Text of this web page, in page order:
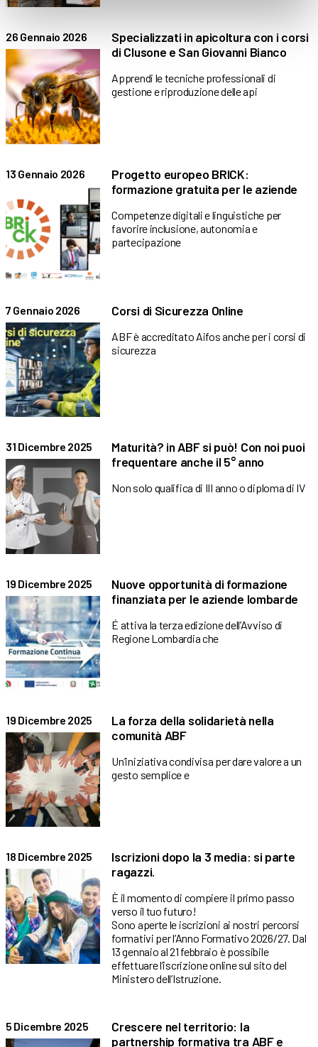
26 Gennaio 2026
Specializzati in apicoltura con i corsi
di Clusone e San Giovanni Bianco
Apprendi le tecniche professionali di
gestione e riproduzione delle api
13 Gennaio 2026
Progetto europeo BRICK:
formazione gratuita per le aziende
Competenze digitali e linguistiche per
favorire inclusione, autonomia e
partecipazione
7 Gennaio 2026 Corsi di Sicurezza Online
ABF è accreditato Aifos anche per i corsi di
sicurezza
31 Dicembre 2025
Maturità? in ABF si può! Con noi puoi
frequentare anche il 5° anno
Non solo qualifica di III anno o diploma di IV
19 Dicembre 2025
Nuove opportunità di formazione
finanziata per le aziende lombarde
É attiva la terza edizione dell’Avviso di
Regione Lombardia che
19 Dicembre 2025
La forza della solidarietà nella
comunità ABF
Un’iniziativa condivisa per dare valore a un
gesto semplice e
18 Dicembre 2025
Iscrizioni dopo la 3 media: si parte
ragazzi.
È il momento di compiere il primo passo
verso il tuo futuro!
Sono aperte le iscrizioni ai nostri percorsi
formativi per l’Anno Formativo 2026/27. Dal
13 gennaio al 21 febbraio è possibile
effettuare l’iscrizione online sul sito del
Ministero dell’Istruzione.
5 Dicembre 2025
Crescere nel territorio: la
partnership formativa tra ABF e